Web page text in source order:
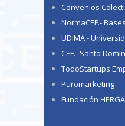
Convenios
NormaCEF.-
UDIMA -
CEF.- Santo
TodoStartups
Puromarketing
Fundación